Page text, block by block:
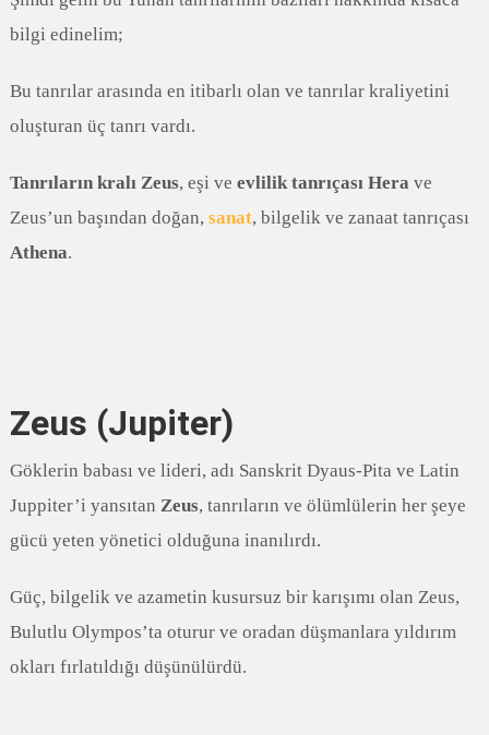
bilgi edinelim;
Bu tanrılar arasında en itibarlı olan ve tanrılar kraliyetini
oluşturan üç tanrı vardı.
Tanrıların kralı Zeus, eşi ve evlilik tanrıçası Hera ve
Zeus’un başından doğan, sanat, bilgelik ve zanaat tanrıçası
Athena.
Zeus (Jupiter)
Göklerin babası ve lideri, adı Sanskrit Dyaus-Pita ve Latin
Juppiter’i yansıtan Zeus, tanrıların ve ölümlülerin her şeye
gücü yeten yönetici olduğuna inanılırdı.
Güç, bilgelik ve azametin kusursuz bir karışımı olan Zeus,
Bulutlu Olympos’ta oturur ve oradan düşmanlara yıldırım
okları fırlatıldığı düşünülürdü.